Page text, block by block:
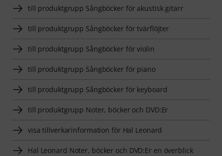
till produktgrupp Sångböcker för akustisk gitarr
till produktgrupp Sångböcker för tvärflöjter
till produktgrupp Sångböcker för violin
till produktgrupp Sångböcker för piano
till produktgrupp Sångböcker för keyboard
till produktgrupp Noter, böcker och DVD:Er
visa tillverkarinformation för Hal Leonard
Hal Leonard Noter, böcker och DVD:Er en överblick